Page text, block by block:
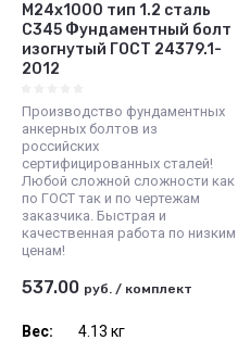
М24x1000 тип 1.2 сталь
С345 Фундаментный болт
изогнутый ГОСТ 24379.1-
2012
Производство фундаментных
анкерных болтов из
российских
сертифицированных сталей!
Любой сложной сложности как
по ГОСТ так и по чертежам
заказчика. Быстрая и
качественная работа по низким
ценам!
537.00 руб. / комплект
Вес: 4.13 кг